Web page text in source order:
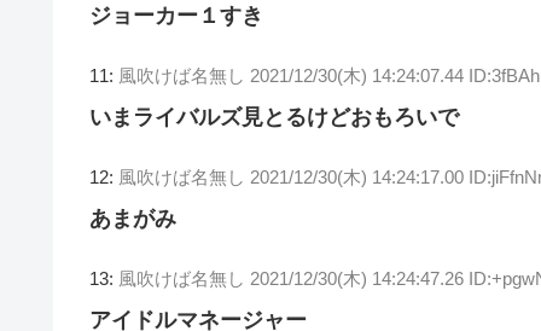
ジョーカー１すき
11: 風吹けば名無し 2021/12/30(木) 14:24:07.44
いまライバルズ見とるけどおもろいで
12: 風吹けば名無し 2021/12/30(木) 14:24:17.00
あまがみ
13: 風吹けば名無し 2021/12/30(木) 14:24:47.26
アイドルマネージャー